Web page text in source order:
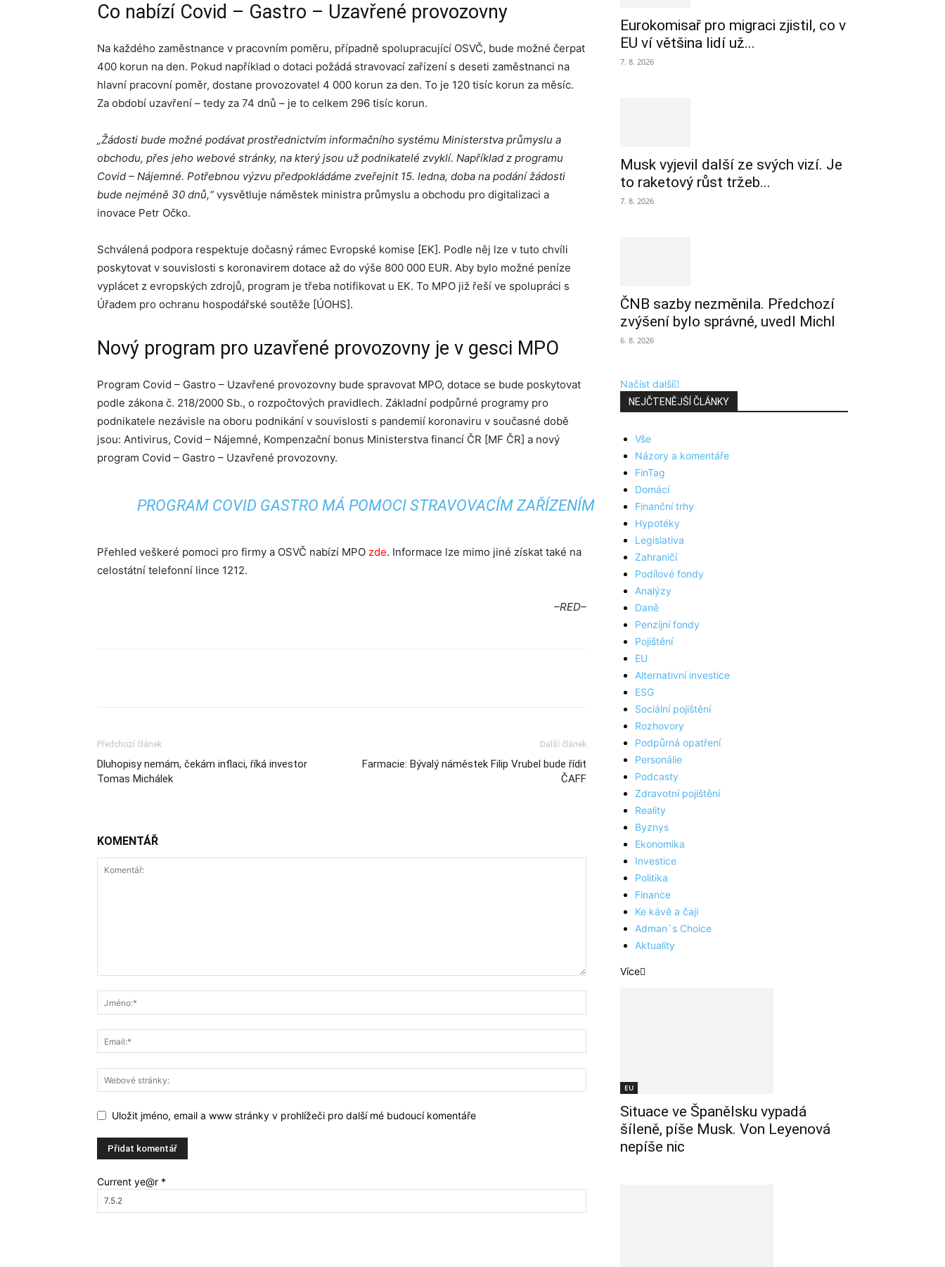
Co nabízí Covid – Gastro – Uzavřené provozovny
Na každého zaměstnance v pracovním poměru, případně spolupracující OSVČ, bude možné čerpat
400 korun na den. Pokud například o dotaci požádá stravovací zařízení s deseti zaměstnanci na
hlavní pracovní poměr, dostane provozovatel 4 000 korun za den. To je 120 tisíc korun za měsíc.
Za období uzavření – tedy za 74 dnů – je to celkem 296 tisíc korun.
„Žádosti bude možné podávat prostřednictvím informačního systému Ministerstva průmyslu a
obchodu, přes jeho webové stránky, na který jsou už podnikatelé zvyklí. Například z programu
Covid – Nájemné. Potřebnou výzvu předpokládáme zveřejnit 15. ledna, doba na podání žádosti
bude nejméně 30 dnů,“vysvětluje náměstek ministra průmyslu a obchodu pro digitalizaci a
inovace Petr Očko.
Schválená podpora respektuje dočasný rámec Evropské komise [EK]. Podle něj lze v tuto chvíli
poskytovat v souvislosti s koronavirem dotace až do výše 800 000 EUR. Aby bylo možné peníze
vyplácet z evropských zdrojů, program je třeba notifikovat u EK. To MPO již řeší ve spolupráci s
Úřadem pro ochranu hospodářské soutěže [ÚOHS].
Nový program pro uzavřené provozovny je v gesci MPO
Program Covid – Gastro – Uzavřené provozovny bude spravovat MPO, dotace se bude poskytovat
podle zákona č. 218/2000 Sb., o rozpočtových pravidlech. Základní podpůrné programy pro
podnikatele nezávisle na oboru podnikání v souvislosti s pandemií koronaviru v současné době
jsou: Antivirus, Covid – Nájemné, Kompenzační bonus Ministerstva financí ČR [MF ČR] a nový
program Covid – Gastro – Uzavřené provozovny.
PROGRAM COVID GASTRO MÁ POMOCI STRAVOVACÍM ZAŘÍZENÍM
Přehled veškeré pomoci pro firmy a OSVČ nabízí MPO zde. Informace lze mimo jiné získat také na
celostátní telefonní lince 1212.
–RED–
Předchozí článek
Dluhopisy nemám, čekám inflaci, říká investor
Tomas Michálek
Další článek
Farmacie: Bývalý náměstek Filip Vrubel bude řídit
ČAFF
KOMENTÁŘ
Uložit jméno, email a www stránky v prohlížeči pro další mé budoucí komentáře
Current ye@r *
Eurokomisař pro migraci zjistil, co v
EU ví většina lidí už...
7. 8. 2026
Musk vyjevil další ze svých vizí. Je
to raketový růst tržeb...
7. 8. 2026
ČNB sazby nezměnila. Předchozí
zvýšení bylo správné, uvedl Michl
6. 8. 2026
Načíst další
NEJČTENĚJŠÍ ČLÁNKY
Vše
Názory a komentáře
FinTag
Domácí
Finanční trhy
Hypotéky
Legislativa
Zahraničí
Podílové fondy
Analýzy
Daně
Penzijní fondy
Pojištění
EU
Alternativní investice
ESG
Sociální pojištění
Rozhovory
Podpůrná opatření
Personálie
Podcasty
Zdravotní pojištění
Reality
Byznys
Ekonomika
Investice
Politika
Finance
Ke kávě a čaji
Adman´s Choice
Aktuality
Více
EU
Situace ve Španělsku vypadá
šíleně, píše Musk. Von Leyenová
nepíše nic